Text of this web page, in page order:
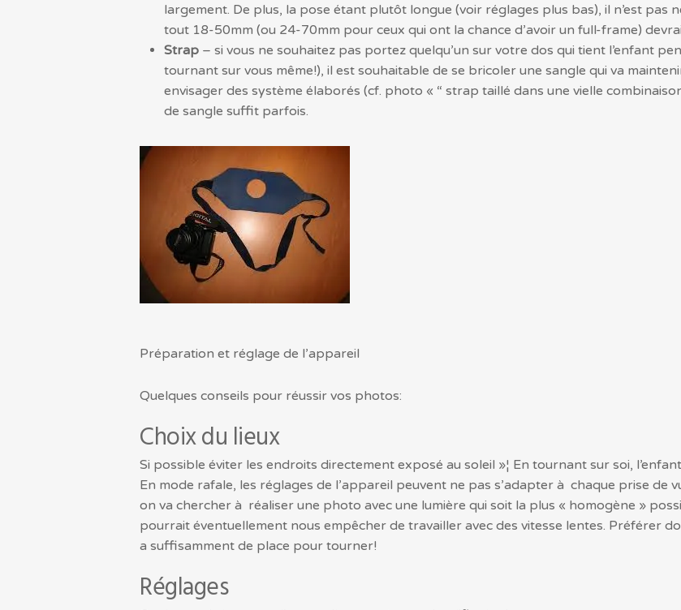
largement. De plus, la pose étant plutôt longue (voir réglages plus bas), il n’est pas
tout 18-50mm (ou 24-70mm pour ceux qui ont la chance d’avoir un full-frame)
Strap – si vous ne souhaitez pas portez quelqu’un sur votre dos qui tient l’enfant
tournant sur vous même!), il est souhaitable de se bricoler une sangle qui va
envisager des système élaborés (cf. photo « “ strap taillé dans une vielle
de sangle suffit parfois.
Préparation et réglage de l’appareil
Quelques conseils pour réussir vos photos:
Choix du lieux
Si possible éviter les endroits directement exposé au soleil »¦ En tournant sur soi,
En mode rafale, les réglages de l’appareil peuvent ne pas s’adapter à chaque prise de
on va chercher à réaliser une photo avec une lumière qui soit la plus « homogène »
pourrait éventuellement nous empêcher de travailler avec des vitesse lentes. Préférer
a suffisamment de place pour tourner!
Réglages